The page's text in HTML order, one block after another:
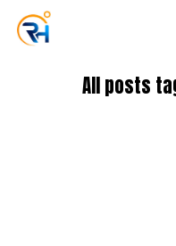
All posts